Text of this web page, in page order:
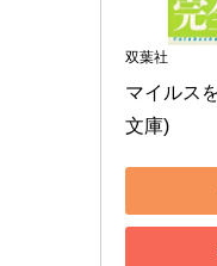
双葉社
マイルス
文庫)